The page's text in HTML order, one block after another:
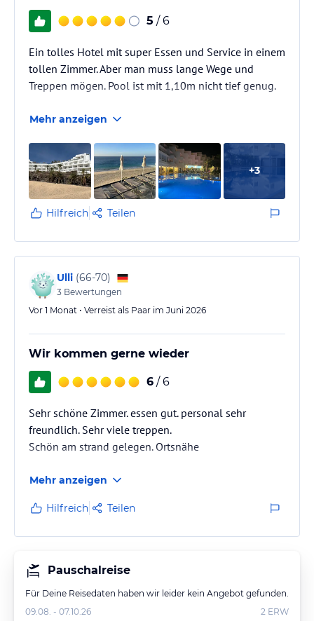
5 / 6
Ein tolles Hotel mit super Essen und Service in einem
tollen Zimmer. Aber man muss lange Wege und
Treppen mögen. Pool ist mit 1,10m nicht tief genug.
Mehr anzeigen
+3
Hilfreich Teilen
Ulli (66-70)
3 Bewertungen
Vor 1 Monat • Verreist als Paar im Juni 2026
Wir kommen gerne wieder
6 / 6
Sehr schöne Zimmer. essen gut. personal sehr
freundlich. Sehr viele treppen.
Schön am strand gelegen. Ortsnähe
Mehr anzeigen
Hilfreich Teilen
Pauschalreise
Für Deine Reisedaten haben wir leider kein Angebot gefunden.
09.08. - 07.10.26
2 ERW